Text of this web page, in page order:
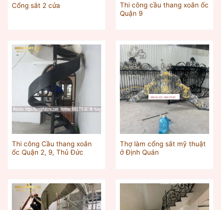
Cổng sắt 2 cửa
Thi công cầu thang xoắn ốc
Quận 9
Thi công Cầu thang xoắn
ốc Quận 2, 9, Thủ Đức
Thợ làm cổng sắt mỹ thuật
ở Định Quán